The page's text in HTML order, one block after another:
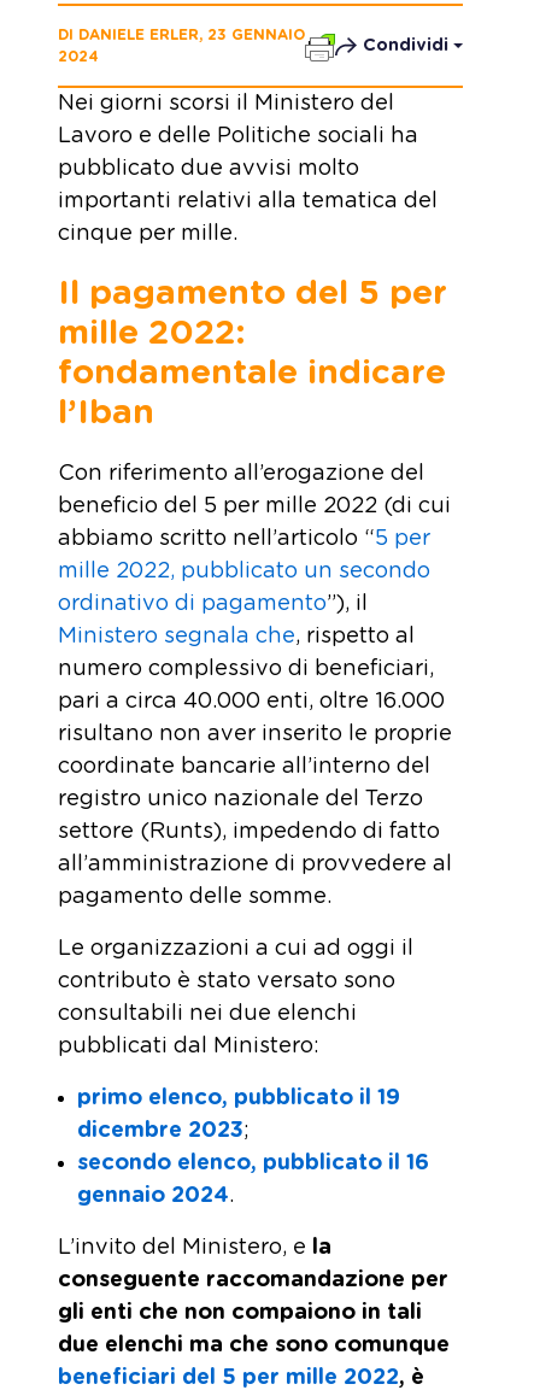
DI DANIELE ERLER, 23 GENNAIO
2024
Condividi
Nei giorni scorsi il Ministero del
Lavoro e delle Politiche sociali ha
pubblicato due avvisi molto
importanti relativi alla tematica del
cinque per mille.
Il pagamento del 5 per
mille 2022:
fondamentale indicare
l’Iban
Con riferimento all’erogazione del
beneficio del 5 per mille 2022 (di cui
abbiamo scritto nell’articolo “5 per
mille 2022, pubblicato un secondo
ordinativo di pagamento”), il
Ministero segnala che, rispetto al
numero complessivo di beneficiari,
pari a circa 40.000 enti, oltre 16.000
risultano non aver inserito le proprie
coordinate bancarie all’interno del
registro unico nazionale del Terzo
settore (Runts), impedendo di fatto
all’amministrazione di provvedere al
pagamento delle somme.
Le organizzazioni a cui ad oggi il
contributo è stato versato sono
consultabili nei due elenchi
pubblicati dal Ministero:
primo elenco, pubblicato il 19
dicembre 2023;
secondo elenco, pubblicato il 16
gennaio 2024.
L’invito del Ministero, e la
conseguente raccomandazione per
gli enti che non compaiono in tali
due elenchi ma che sono comunque
beneficiari del 5 per mille 2022, è